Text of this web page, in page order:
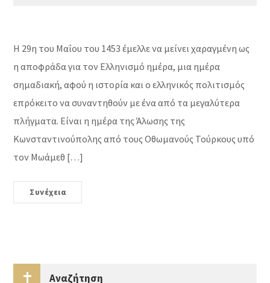
Η 29η του Μαΐου του 1453 έμελλε να μείνει χαραγμένη ως
η αποφράδα για τον Ελληνισμό ημέρα, μια ημέρα
σημαδιακή, αφού η ιστορία και ο ελληνικός πολιτισμός
επρόκειτο να συναντηθούν με ένα από τα μεγαλύτερα
πλήγματα. Είναι η ημέρα της Άλωσης της
Κωνσταντινούπολης από τους Οθωμανούς Τούρκους υπό
τον Μωάμεθ […]
Συνέχεια
Αναζήτηση